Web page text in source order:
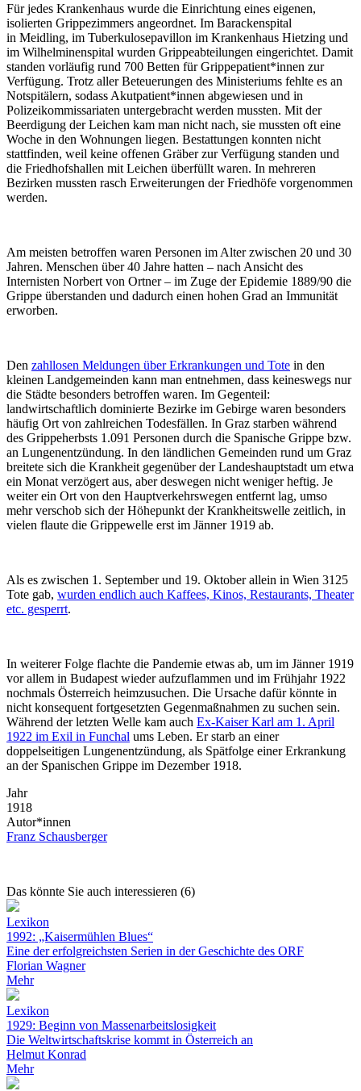
Für jedes Krankenhaus wurde die Einrichtung eines eigenen,
isolierten Grippezimmers angeordnet. Im Barackenspital
in Meidling, im Tuberkulosepavillon im Krankenhaus Hietzing und
im Wilhelminenspital wurden Grippeabteilungen eingerichtet. Damit
standen vorläufig rund 700 Betten für Grippepatient*innen zur
Verfügung. Trotz aller Beteuerungen des Ministeriums fehlte es an
Notspitälern, sodass Akutpatient*innen abgewiesen und in
Polizeikommissariaten untergebracht werden mussten. Mit der
Beerdigung der Leichen kam man nicht nach, sie mussten oft eine
Woche in den Wohnungen liegen. Bestattungen konnten nicht
stattfinden, weil keine offenen Gräber zur Verfügung standen und
die Friedhofshallen mit Leichen überfüllt waren. In mehreren
Bezirken mussten rasch Erweiterungen der Friedhöfe vorgenommen
werden.
Am meisten betroffen waren Personen im Alter zwischen 20 und 30
Jahren. Menschen über 40 Jahre hatten – nach Ansicht des
Internisten Norbert von Ortner – im Zuge der Epidemie 1889/90 die
Grippe überstanden und dadurch einen hohen Grad an Immunität
erworben.
Den zahllosen Meldungen über Erkrankungen und Tote in den
kleinen Landgemeinden kann man entnehmen, dass keineswegs nur
die Städte besonders betroffen waren. Im Gegenteil:
landwirtschaftlich dominierte Bezirke im Gebirge waren besonders
häufig Ort von zahlreichen Todesfällen. In Graz starben während
des Grippeherbsts 1.091 Personen durch die Spanische Grippe bzw.
an Lungenentzündung. In den ländlichen Gemeinden rund um Graz
breitete sich die Krankheit gegenüber der Landeshauptstadt um etwa
ein Monat verzögert aus, aber deswegen nicht weniger heftig. Je
weiter ein Ort von den Hauptverkehrswegen entfernt lag, umso
mehr verschob sich der Höhepunkt der Krankheitswelle zeitlich, in
vielen flaute die Grippewelle erst im Jänner 1919 ab.
Als es zwischen 1. September und 19. Oktober allein in Wien 3125
Tote gab, wurden endlich auch Kaffees, Kinos, Restaurants, Theater
etc. gesperrt.
In weiterer Folge flachte die Pandemie etwas ab, um im Jänner 1919
vor allem in Budapest wieder aufzuflammen und im Frühjahr 1922
nochmals Österreich heimzusuchen. Die Ursache dafür könnte in
nicht konsequent fortgesetzten Gegenmaßnahmen zu suchen sein.
Während der letzten Welle kam auch Ex-Kaiser Karl am 1. April
1922 im Exil in Funchal ums Leben. Er starb an einer
doppelseitigen Lungenentzündung, als Spätfolge einer Erkrankung
an der Spanischen Grippe im Dezember 1918.
Jahr
1918
Autor*innen
Franz Schausberger
Das könnte Sie auch interessieren (6)
Lexikon
1992: „Kaisermühlen Blues“
Eine der erfolgreichsten Serien in der Geschichte des ORF
Florian Wagner
Mehr
Lexikon
1929: Beginn von Massenarbeitslosigkeit
Die Weltwirtschaftskrise kommt in Österreich an
Helmut Konrad
Mehr